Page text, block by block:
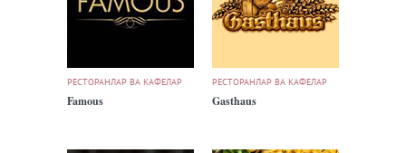
РЕСТОРАНЛАР ВА КАФЕЛАР
Famous
РЕСТОРАНЛАР ВА КАФЕЛАР
Gasthaus